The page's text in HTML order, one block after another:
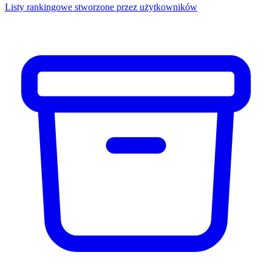
Listy rankingowe stworzone przez użytkowników